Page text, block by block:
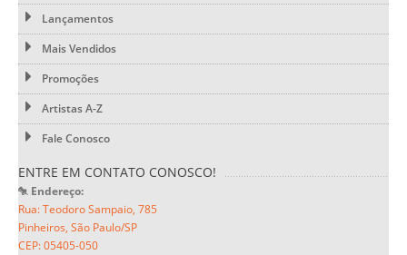
Lançamentos
Mais Vendidos
Promoções
Artistas A-Z
Fale Conosco
ENTRE EM CONTATO CONOSCO!
Endereço:
Rua: Teodoro Sampaio, 785
Pinheiros, São Paulo/SP
CEP: 05405-050